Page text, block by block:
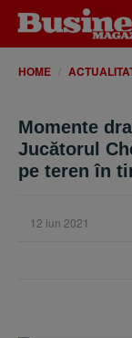
HOME
Momente
Jucătorul
pe teren în
12 iun 2021